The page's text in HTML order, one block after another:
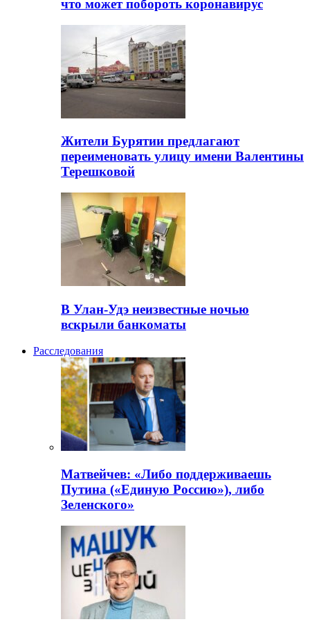
что может побороть коронавирус
Жители Бурятии предлагают
переименовать улицу имени Валентины
Терешковой
В Улан-Удэ неизвестные ночью
вскрыли банкоматы
Расследования
Матвейчев: «Либо поддерживаешь
Путина («Единую Россию»), либо
Зеленского»